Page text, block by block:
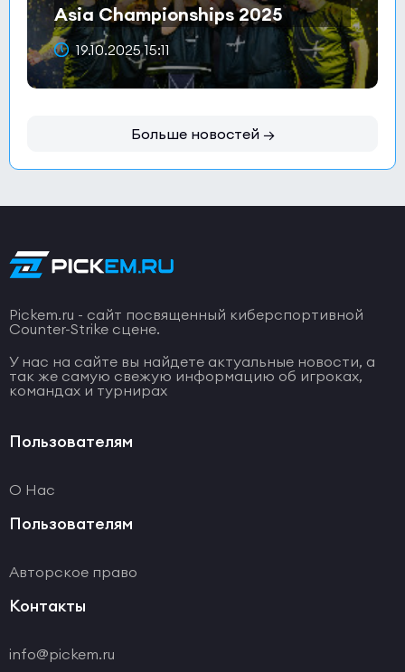
Asia Championships 2025
19.10.2025 15:11
Больше новостей →
Pickem.ru - сайт посвященный киберспортивной
Counter-Strike сцене.
У нас на сайте вы найдете актуальные новости, а
так же самую свежую информацию об игроках,
командах и турнирах
Пользователям
О Нас
Пользователям
Авторское право
Контакты
info@pickem.ru